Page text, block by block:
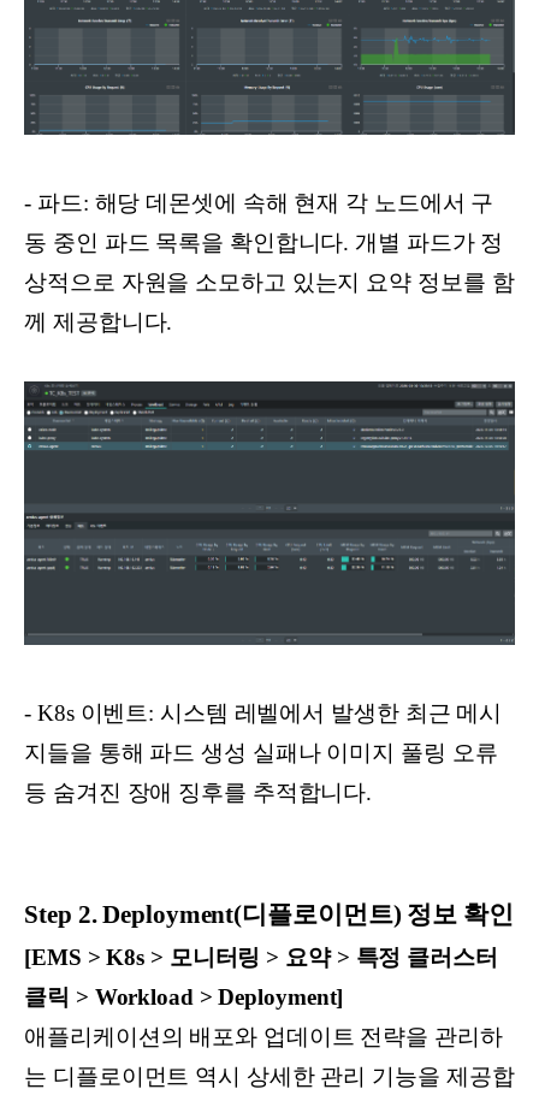
- 파드: 해당 데몬셋에 속해 현재 각 노드에서 구
동 중인 파드 목록을 확인합니다. 개별 파드가 정
상적으로 자원을 소모하고 있는지 요약 정보를 함
께 제공합니다.
- K8s 이벤트: 시스템 레벨에서 발생한 최근 메시
지들을 통해 파드 생성 실패나 이미지 풀링 오류
등 숨겨진 장애 징후를 추적합니다.
Step 2. Deployment(디플로이먼트) 정보 확인
[EMS > K8s > 모니터링 > 요약 > 특정 클러스터
클릭 > Workload > Deployment]
애플리케이션의 배포와 업데이트 전략을 관리하
는 디플로이먼트 역시 상세한 관리 기능을 제공합